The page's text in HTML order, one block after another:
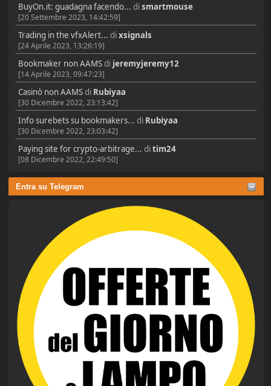
BuyOn.it: guadagna facendo... dismartmouse
[20 Settembre 2023, 14:42:59]
Trading in the vfxAlert... dixsignals
[24 Aprile 2023, 13:26:19]
Bookmaker non AAMSdi jeremyjeremy12
[14 Aprile 2023, 09:47:23]
Casinò non AAMSdi Rubiyaa
[30 Dicembre 2022, 23:13:42]
Info surebets su bookmakers... di Rubiyaa
[30 Dicembre 2022, 23:03:42]
Paying site for crypto-arbitrage... ditim24
[08 Dicembre 2022, 22:49:50]
Entra su Telegram